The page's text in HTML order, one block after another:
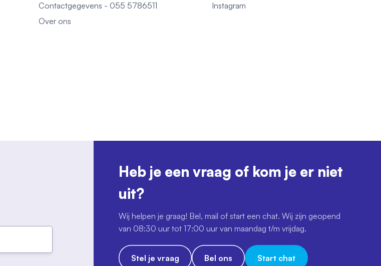
Contactgegevens - 055 5786511
Over ons
Instagram
Heb je een vraag of kom je er niet
uit?
Wij helpen je graag! Bel, mail of start een chat. Wij zijn geopend
van 08:30 uur tot 17:00 uur van maandag t/m vrijdag.
Stel je vraag Bel ons Start chat